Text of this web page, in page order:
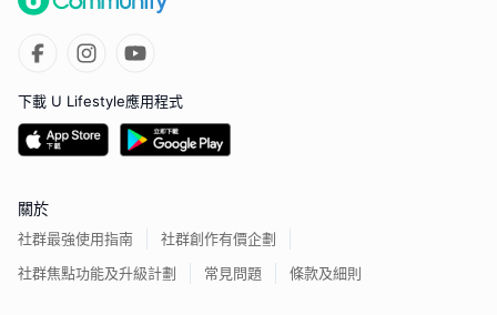
下載 U Lifestyle應用程式
關於
社群最強使用指南
社群創作有價企劃
社群焦點功能及升級計劃
常見問題 條款及細則